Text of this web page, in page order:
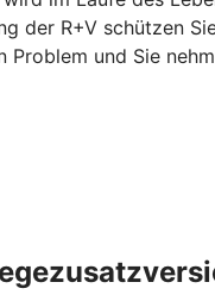
der R+V schützen
Problem und Sie